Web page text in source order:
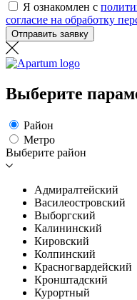
Я ознакомлен с
согласие на обработку
Отправить заявку
Выберите
Район
Метро
Выберите район
Адмиралтейский
Василеостровский
Выборгский
Калининский
Кировский
Колпинский
Красногвардейский
Кронштадский
Курортный